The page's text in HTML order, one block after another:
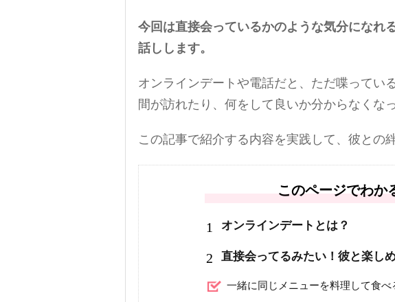
今回は直接会っているかのような気分になれ
話しします。
オンラインデートや電話だと、ただ喋ってい
間が訪れたり、何をして良いか分からなくな
この記事で紹介する内容を実践して、彼との
このページでわか
1 オンラインデートとは？
2 直接会ってるみたい！彼と楽し
一緒に同じメニューを料理して食べ